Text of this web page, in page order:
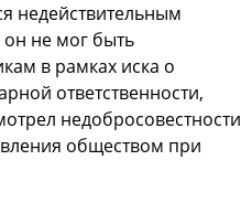
недействительным
не мог быть
в рамках иска о
ответственности,
недобросовестности
обществом при